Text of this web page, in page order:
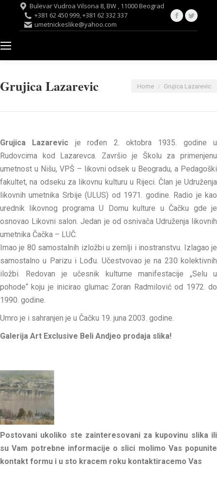
Bulevar Vudroa Vilsona 8, BW , 11000 Beograd
+381 62 450 999, +381 62 332 337
umetnickeslike@yahoo.com
Facebook
Grujica Lazarevic You are here:
Home Grujica Lazarevic
Grujica Lazarevic je rođen 2. oktobra 1935. godine u
Rudovcima kod Lazarevca. Završio je Školu za primenjenu
umetnost u Nišu, VPŠ – likovni odsek u Beogradu, a Pedagoški
fakultet, na odseku za likovnu kulturu u Rijeci. Član je Udruženja
likovnih umetnika Srbije (ULUS) od 1971. godine. Radio je kao
urednik likovnog programa U Domu kulture u Čačku gde je
osnovao Likovni salon. Jedan je od osnivača Udruženja likovnih
umetnika Čačka – LUČ.
Imao je 80 samostalnih izložbi u zemlji i inostranstvu. Izlagao je
samostalno u Parizu i Lođu. Učestvovao je na 230 kolektivnih
iložbi. Redovan je učesnik kulturne manifestacije „Selu u
pohode“ koju je inicirao glumac Zoran Radmilović od 1972. do
1990. godine.
Umro je i sahranjen je u Čačku 19. juna 2003. godine.
Galerija Art Exclusive Beli Andjeo prodaja slika!
Postovani ukoliko ste zainteresovani za kupovinu slika ili
su Vam potrebne informacije o slici molimo Vas popunite
kontakt formu i u sto kracem roku kontaktiracemo Vas